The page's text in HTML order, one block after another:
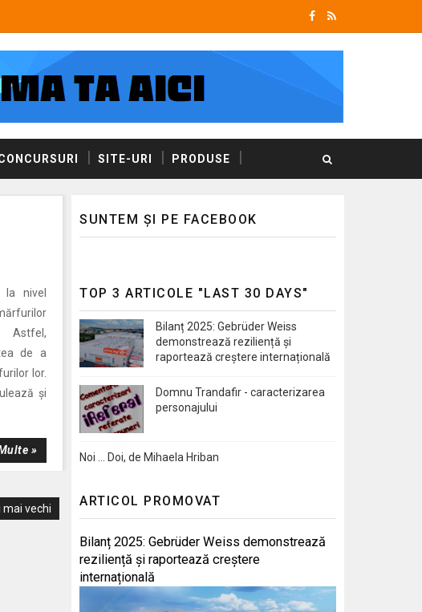
SITE-URI PRODUSE
la nivel
Astfel,
de a
lor.
și
»
mai vechi
SUNTEM ȘI PE FACEBOOK
TOP 3 ARTICOLE "LAST 30 DAYS"
Bilanț 2025: Gebrüder Weiss
demonstrează reziliență și
raportează creștere internațională
Domnu Trandafir - caracterizarea
personajului
Noi … Doi, de Mihaela Hriban
ARTICOL PROMOVAT
Bilanț 2025: Gebrüder Weiss demonstrează
reziliență și raportează creștere
internațională